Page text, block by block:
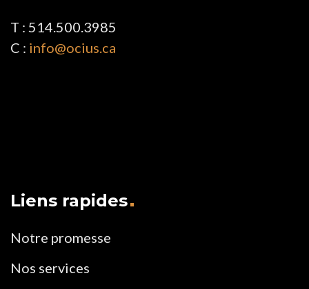
T : 514.500.3985
C : info@ocius.ca
Liens rapides
Notre promesse
Nos services